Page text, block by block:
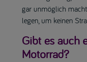
gar unmöglich
legen, um keinen
Gibt es auch
Motorrad?